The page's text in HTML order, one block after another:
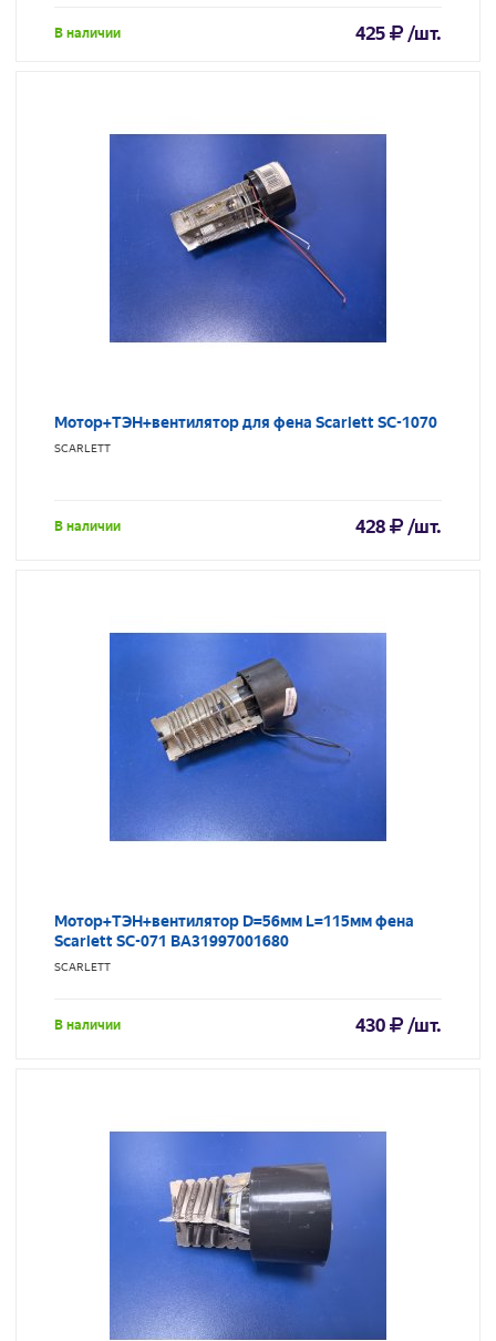
В наличии 425 /шт.
Мотор+ТЭН+вентилятор для фена Scarlett SC-1070
SCARLETT
В наличии 428 /шт.
Мотор+ТЭН+вентилятор D=56мм L=115мм фена
Scarlett SC-071 BA31997001680
SCARLETT
В наличии 430 /шт.